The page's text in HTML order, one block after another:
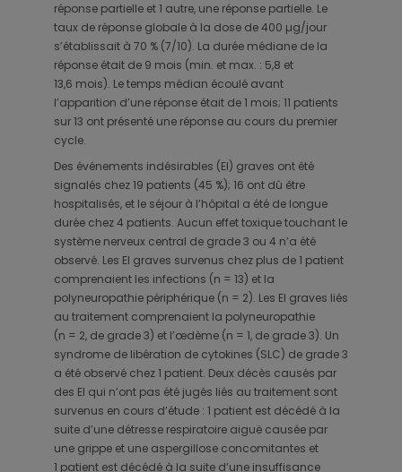
réponse partielle et 1 autre, une réponse partielle. Le
taux de réponse globale à la dose de 400 µg/jour
s’établissait à 70 % (7/10). La durée médiane de la
réponse était de 9 mois (min. et max. : 5,8 et
13,6 mois). Le temps médian écoulé avant
l’apparition d’une réponse était de 1 mois; 11 patients
sur 13 ont présenté une réponse au cours du premier
cycle.
Des événements indésirables (EI) graves ont été
signalés chez 19 patients (45 %); 16 ont dû être
hospitalisés, et le séjour à l’hôpital a été de longue
durée chez 4 patients. Aucun effet toxique touchant le
système nerveux central de grade 3 ou 4 n’a été
observé. Les EI graves survenus chez plus de 1 patient
comprenaient les infections (n = 13) et la
polyneuropathie périphérique (n = 2). Les EI graves liés
au traitement comprenaient la polyneuropathie
(n = 2, de grade 3) et l’œdème (n = 1, de grade 3). Un
syndrome de libération de cytokines (SLC) de grade 3
a été observé chez 1 patient. Deux décès causés par
des EI qui n’ont pas été jugés liés au traitement sont
survenus en cours d’étude : 1 patient est décédé à la
suite d’une détresse respiratoire aiguë causée par
une grippe et une aspergillose concomitantes et
1 patient est décédé à la suite d’une insuffisance